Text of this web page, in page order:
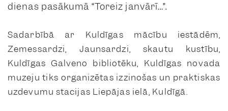
dienas pasākumā “Toreiz janvārī…”.
Sadarbībā ar Kuldīgas mācību iestādēm,
Zemessardzi, Jaunsardzi, skautu kustību,
Kuldīgas Galveno bibliotēku, Kuldīgas novada
muzeju tiks organizētas izzinošas un praktiskas
uzdevumu stacijas Liepājas ielā, Kuldīgā.